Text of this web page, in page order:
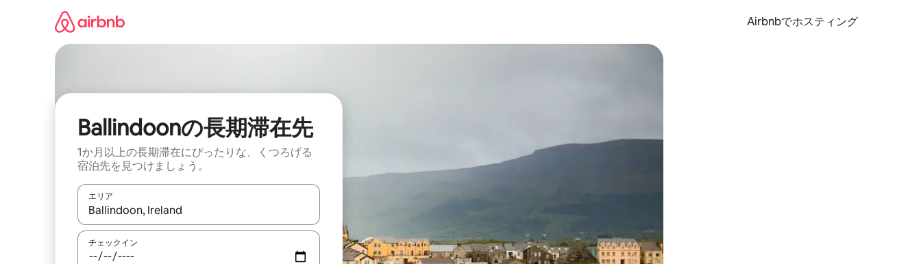
Airbnbでホスティング
Ballindoonの長期滞在先
1か月以上の長期滞在にぴったりな、くつろげる
宿泊先を見つけましょう。
エリア
検索結果が表示されたら、上下の矢印キーを使って移動するか、画面をタッチまたはスワイプして検索結果を確認することができます。
チェックイン